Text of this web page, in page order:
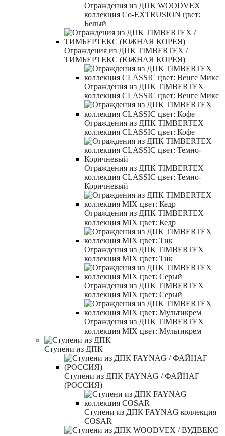
Ограждения из ДПК WOODVEX
коллекция Co-EXTRUSION цвет:
Белый
Ограждения из ДПК TIMBERTEX /
ТИМБЕРТЕКС (ЮЖНАЯ КОРЕЯ)
Ограждения из ДПК TIMBERTEX
коллекция CLASSIC цвет: Венге Микс
Ограждения из ДПК TIMBERTEX
коллекция CLASSIC цвет: Кофе
Ограждения из ДПК TIMBERTEX
коллекция CLASSIC цвет: Темно-
Коричневый
Ограждения из ДПК TIMBERTEX
коллекция MIX цвет: Кедр
Ограждения из ДПК TIMBERTEX
коллекция MIX цвет: Тик
Ограждения из ДПК TIMBERTEX
коллекция MIX цвет: Серый
Ограждения из ДПК TIMBERTEX
коллекция MIX цвет: Мультикрем
Ступени из ДПК
Ступени из ДПК FAYNAG / ФАЙНАГ
(РОССИЯ)
Ступени из ДПК FAYNAG коллекция
COSAR